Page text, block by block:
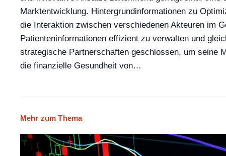
Marktentwicklung. Hintergrundinformationen zu
die Interaktion zwischen verschiedenen Akteuren im
Patienteninformationen effizient zu verwalten und
strategische Partnerschaften geschlossen, um seine
die finanzielle Gesundheit von…
Mehr zum Thema